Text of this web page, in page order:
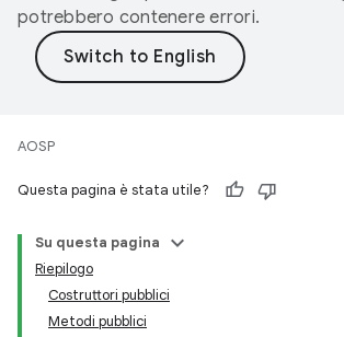
potrebbero contenere errori.
AOSP
Questa pagina è stata utile?
Su questa pagina
Riepilogo
Costruttori pubblici
Metodi pubblici